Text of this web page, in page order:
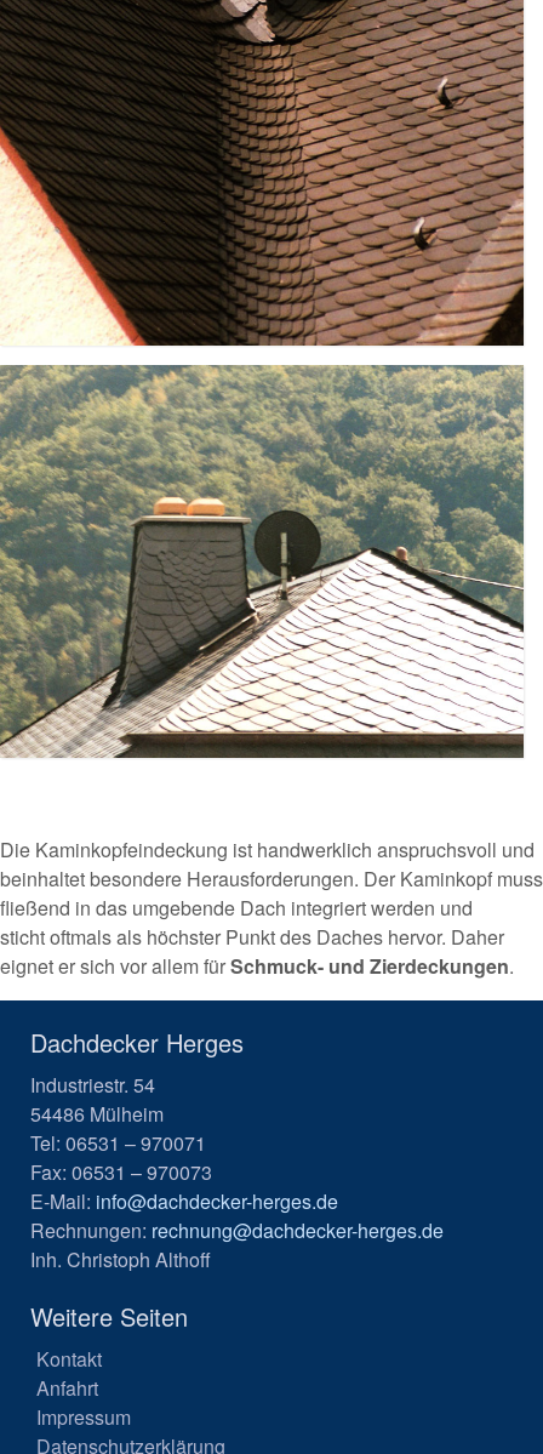
Die Kaminkopfeindeckung ist handwerklich anspruchsvoll und
beinhaltet besondere Herausforderungen. Der Kaminkopf muss
fließend in das umgebende Dach integriert werden und
sticht oftmals als höchster Punkt des Daches hervor. Daher
eignet er sich vor allem fürSchmuck- und Zierdeckungen.
Dachdecker Herges
Industriestr. 54
54486 Mülheim
Tel: 06531 – 970071
Fax: 06531 – 970073
E-Mail: info@dachdecker-herges.de
Rechnungen: rechnung@dachdecker-herges.de
Inh. Christoph Althoff
Weitere Seiten
Kontakt
Anfahrt
Impressum
Datenschutzerklärung